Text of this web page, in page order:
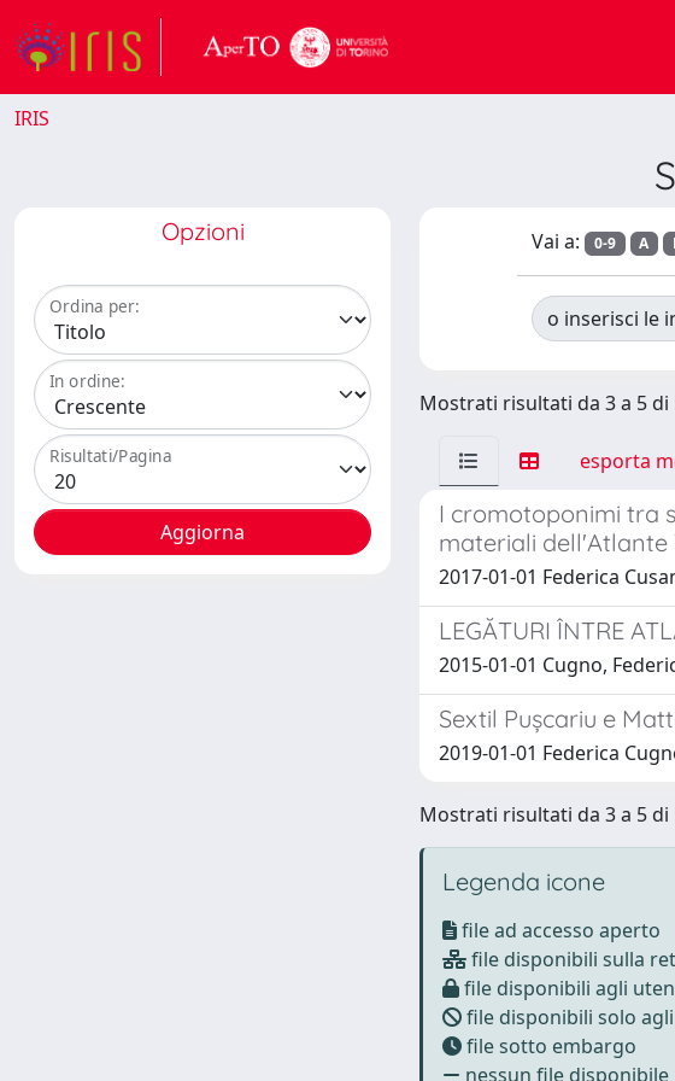
IRIS
Opzioni
Ordina per:
In ordine:
Risultati/Pagina
Vai a: 0-9 A
o inserisci le
Mostrati risultati da 3 a 5 di
esporta
I cromotoponimi tra
materiali dell'Atlante
2017-01-01 Federica
LEGĂTURI ÎNTRE
2015-01-01 Cugno,
Sextil Pușcariu e
2019-01-01 Federica
Mostrati risultati da 3 a 5 di
Legenda icone
file ad accesso aperto
file disponibili sulla
file disponibili agli
file disponibili solo
file sotto embargo
nessun file disponibile